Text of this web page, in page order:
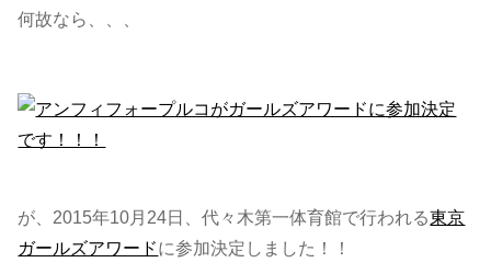
何故なら、、、
が、2015年10月24日、代々木第一体育館で行われる東京
ガールズアワードに参加決定しました！！